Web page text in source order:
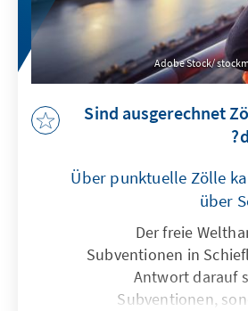
Adobe Stock/
Sind ausgerechnet
Über punktuelle Zölle
über
Der freie
Subventionen in
Antwort darauf
Subventionen,